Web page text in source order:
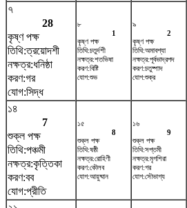
৭
28
কৃষ্ণ পক্ষ
তিথি:ত্রয়োদশী
নক্ষত্র:ধনিষ্ঠা
করণ:গর
যোগ:সিদ্ধ
৮
1
কৃষ্ণ পক্ষ
তিথি:চতুর্দশী
নক্ষত্র:শতভিষ‌া
করণ:বিষ্টি
যোগ:শুভ
৯
2
কৃষ্ণ পক্ষ
তিথি:অমাবশ্যা
নক্ষত্র:পূর্বভাদ্রপদ
করণ:চতুষ্পাদ
যোগ:শুক্র
১৪
7
শুক্ল পক্ষ
তিথি:পঞ্চমী
নক্ষত্র:কৃত্তিকা
করণ:বব
যোগ:প্রীতি
১৫
8
শুক্ল পক্ষ
তিথি:ষষ্ঠী
নক্ষত্র:রোহিণী
করণ:কৌলব
যোগ:আয়ুষ্মান
১৬
9
শুক্ল পক্ষ
তিথি:সপ্তমী
নক্ষত্র:মৃগশিরা
করণ:গর
যোগ:সৌভাগ্য